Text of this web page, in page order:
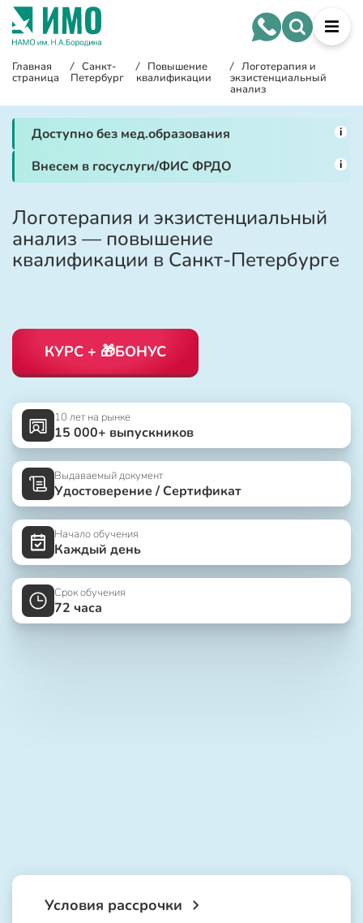
Главная
страница
/ Санкт-
Петербург
/ Повышение
квалификации
/ Логотерапия и
экзистенциальный
анализ
Доступно без мед.образования i
Внесем в госуслуги/ФИС ФРДО i
Логотерапия и экзистенциальный
анализ — повышение
квалификации в Санкт-Петербурге
КУРС + 🎁БОНУС
10 лет на рынке
15 000+ выпускников
Выдаваемый документ
Удостоверение / Сертификат
Начало обучения
Каждый день
Срок обучения
72 часа
Условия рассрочки